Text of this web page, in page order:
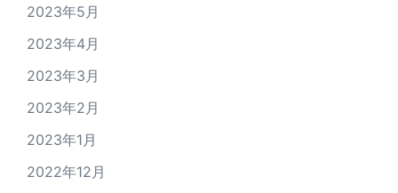
2023年5月
2023年4月
2023年3月
2023年2月
2023年1月
2022年12月